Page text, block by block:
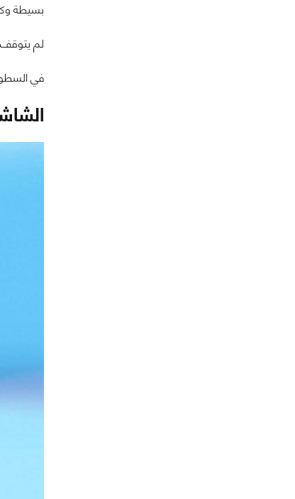
بسيطة
لم يتوقف
في السطور التالية